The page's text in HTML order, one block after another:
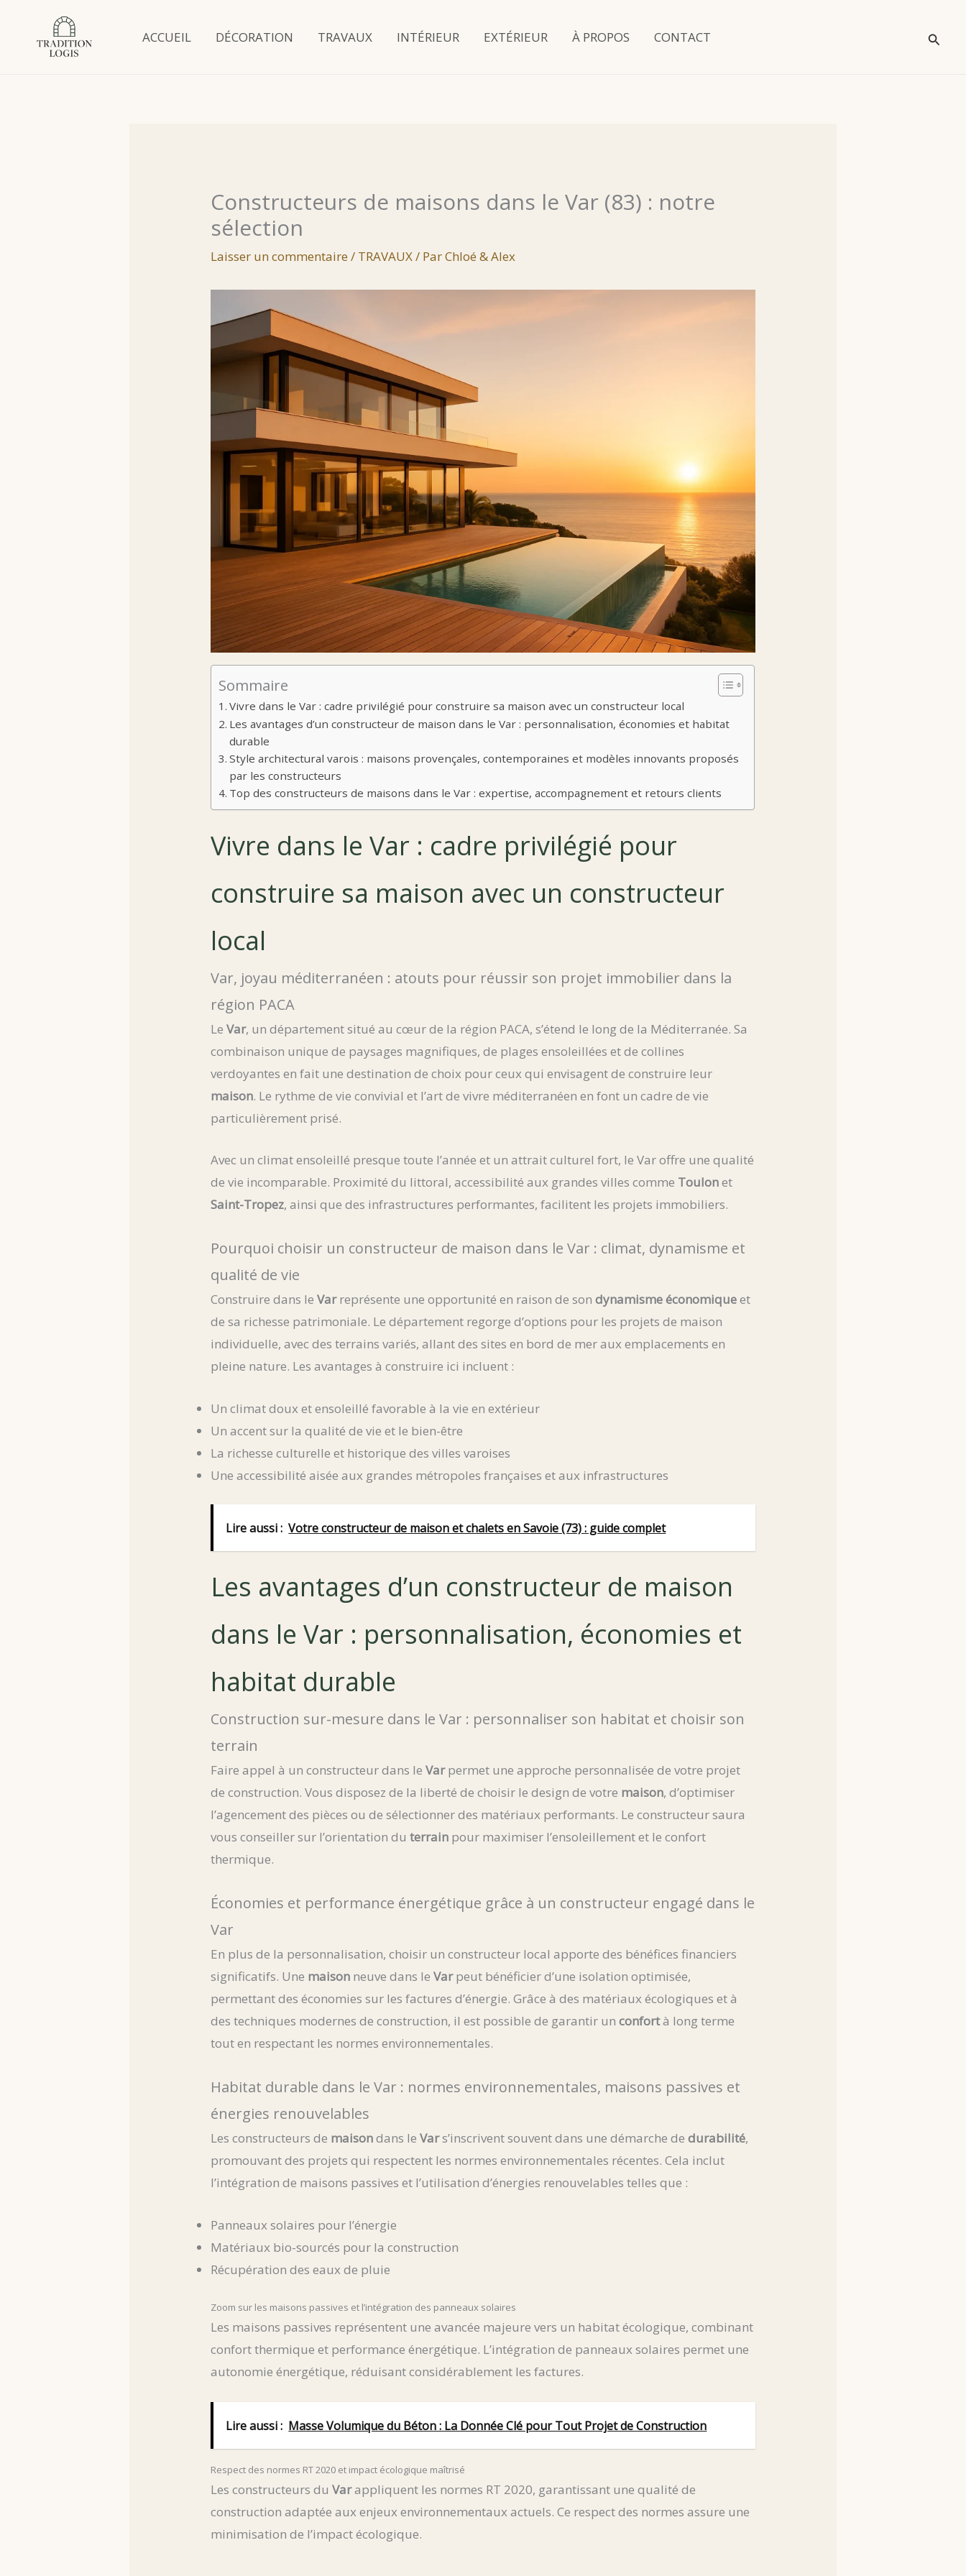
ACCUEIL DÉCORATION TRAVAUX INTÉRIEUR EXTÉRIEUR À PROPOS CONTACT
Constructeurs de maisons dans le Var (83) : notre
sélection
Laisser un commentaire / TRAVAUX/ ParChloé & Alex
Sommaire
Vivre dans le Var : cadre privilégié pour construire sa maison avec un constructeur local
Les avantages d’un constructeur de maison dans le Var : personnalisation, économies et habitat
durable
Style architectural varois : maisons provençales, contemporaines et modèles innovants proposés
par les constructeurs
Top des constructeurs de maisons dans le Var : expertise, accompagnement et retours clients
Vivre dans le Var : cadre privilégié pour
construire sa maison avec un constructeur
local
Var, joyau méditerranéen : atouts pour réussir son projet immobilier dans la
région PACA
LeVar, un département situé au cœur de la région PACA, s’étend le long de la Méditerranée. Sa
combinaison unique de paysages magnifiques, de plages ensoleillées et de collines
verdoyantes en fait une destination de choix pour ceux qui envisagent de construire leur
maison. Le rythme de vie convivial et l’art de vivre méditerranéen en font un cadre de vie
particulièrement prisé.
Avec un climat ensoleillé presque toute l’année et un attrait culturel fort, le Var offre une qualité
de vie incomparable. Proximité du littoral, accessibilité aux grandes villes comme Toulonet
Saint-Tropez, ainsi que des infrastructures performantes, facilitent les projets immobiliers.
Pourquoi choisir un constructeur de maison dans le Var : climat, dynamisme et
qualité de vie
Construire dans leVarreprésente une opportunité en raison de sondynamisme économiqueet
de sa richesse patrimoniale. Le département regorge d’options pour les projets de maison
individuelle, avec des terrains variés, allant des sites en bord de mer aux emplacements en
pleine nature. Les avantages à construire ici incluent :
Un climat doux et ensoleillé favorable à la vie en extérieur
Un accent sur la qualité de vie et le bien-être
La richesse culturelle et historique des villes varoises
Une accessibilité aisée aux grandes métropoles françaises et aux infrastructures
Lire aussi : Votre constructeur de maison et chalets en Savoie (73) : guide complet
Les avantages d’un constructeur de maison
dans le Var : personnalisation, économies et
habitat durable
Construction sur-mesure dans le Var : personnaliser son habitat et choisir son
terrain
Faire appel à un constructeur dans leVarpermet une approche personnalisée de votre projet
de construction. Vous disposez de la liberté de choisir le design de votre maison, d’optimiser
l’agencement des pièces ou de sélectionner des matériaux performants. Le constructeur saura
vous conseiller sur l’orientation duterrain pour maximiser l’ensoleillement et le confort
thermique.
Économies et performance énergétique grâce à un constructeur engagé dans le
Var
En plus de la personnalisation, choisir un constructeur local apporte des bénéfices financiers
significatifs. Une maison neuve dans leVarpeut bénéficier d’une isolation optimisée,
permettant des économies sur les factures d’énergie. Grâce à des matériaux écologiques et à
des techniques modernes de construction, il est possible de garantir unconfortà long terme
tout en respectant les normes environnementales.
Habitat durable dans le Var : normes environnementales, maisons passives et
énergies renouvelables
Les constructeurs de maisondans leVars’inscrivent souvent dans une démarche dedurabilité,
promouvant des projets qui respectent les normes environnementales récentes. Cela inclut
l’intégration de maisons passives et l’utilisation d’énergies renouvelables telles que :
Panneaux solaires pour l’énergie
Matériaux bio-sourcés pour la construction
Récupération des eaux de pluie
Zoom sur les maisons passives et l’intégration des panneaux solaires
Les maisons passives représentent une avancée majeure vers un habitat écologique, combinant
confort thermique et performance énergétique. L’intégration de panneaux solaires permet une
autonomie énergétique, réduisant considérablement les factures.
Lire aussi : Masse Volumique du Béton : La Donnée Clé pour Tout Projet de Construction
Respect des normes RT 2020 et impact écologique maîtrisé
Les constructeurs duVarappliquent les normes RT 2020, garantissant une qualité de
construction adaptée aux enjeux environnementaux actuels. Ce respect des normes assure une
minimisation de l’impact écologique.